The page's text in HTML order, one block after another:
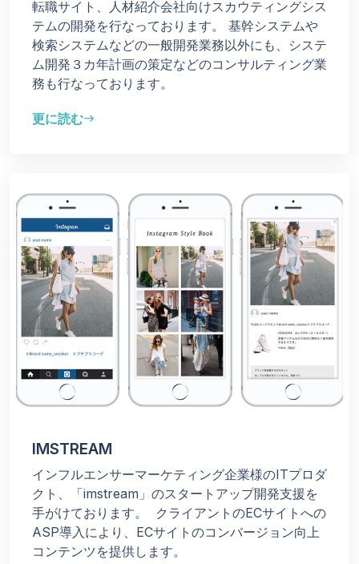
転職サイト、人材紹介会社向けスカウティングシス
テムの開発を行なっております。 基幹システムや
検索システムなどの一般開発業務以外にも、システ
ム開発３カ年計画の策定などのコンサルティング業
務も行なっております。
更に読むeast
IMSTREAM
インフルエンサーマーケティング企業様のITプロダ
クト、「imstream」のスタートアップ開発支援を
手がけております。
クライアントのECサイトへの
ASP導入により、ECサイトのコンバージョン向上
コンテンツを提供します。